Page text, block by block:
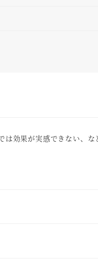
効果が実感できない、な